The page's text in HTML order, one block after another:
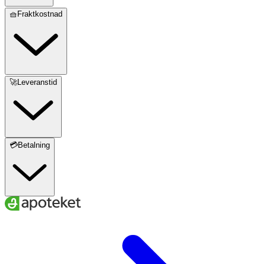
🧺Fraktkostnad
🚀Leveranstid
💳Betalning